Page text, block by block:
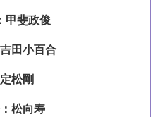
甲斐政俊
田小百合
松剛
松向寿